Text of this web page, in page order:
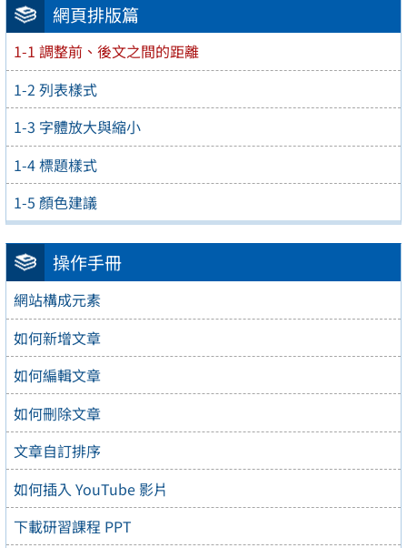
網頁排版篇
1-1 調整前、後文之間的距離
1-2 列表樣式
1-3 字體放大與縮小
1-4 標題樣式
1-5 顏色建議
操作手冊
網站構成元素
如何新增文章
如何編輯文章
如何刪除文章
文章自訂排序
如何插入 YouTube 影片
下載研習課程 PPT